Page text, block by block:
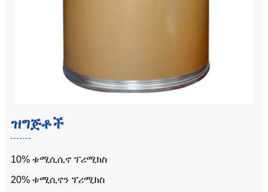
ዝግጅቶች
10% ቱሚሲሲኖ ፕሪሚክስ
20% ቱሚሲኖን ፕሪሚክስ